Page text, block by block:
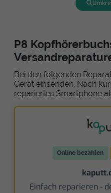
P8
Bei den folgenden
Gerät einsenden. Nach
repariertes Smartphone
Online bezahlen
Einfach reparieren -